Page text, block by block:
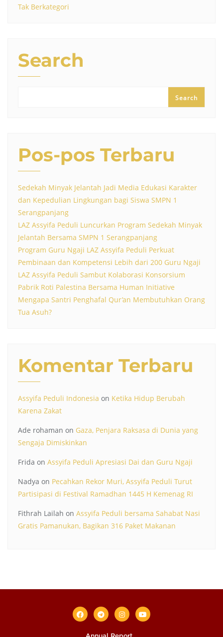
Tak Berkategori
Search
Search
Pos-pos Terbaru
Sedekah Minyak Jelantah Jadi Media Edukasi Karakter
dan Kepedulian Lingkungan bagi Siswa SMPN 1
Serangpanjang
LAZ Assyifa Peduli Luncurkan Program Sedekah Minyak
Jelantah Bersama SMPN 1 Serangpanjang
Program Guru Ngaji LAZ Assyifa Peduli Perkuat
Pembinaan dan Kompetensi Lebih dari 200 Guru Ngaji
LAZ Assyifa Peduli Sambut Kolaborasi Konsorsium
Pabrik Roti Palestina Bersama Human Initiative
Mengapa Santri Penghafal Qur’an Membutuhkan Orang
Tua Asuh?
Komentar Terbaru
Assyifa Peduli Indonesia on Ketika Hidup Berubah
Karena Zakat
Ade rohaman on Gaza, Penjara Raksasa di Dunia yang
Sengaja Dimiskinkan
Frida on Assyifa Peduli Apresiasi Dai dan Guru Ngaji
Nadya on Pecahkan Rekor Muri, Assyifa Peduli Turut
Partisipasi di Festival Ramadhan 1445 H Kemenag RI
Fithrah Lailah on Assyifa Peduli bersama Sahabat Nasi
Gratis Pamanukan, Bagikan 316 Paket Makanan